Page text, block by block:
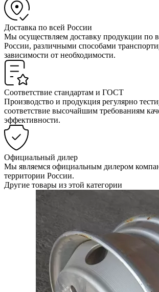
Доставка по всей России
Мы осуществляем доставку продукции по
России, различными способами
зависимости от необходимости.
Соответствие стандартам и ГОСТ
Производство и продукция регулярно
соответствие высочайшим требованиям
эффективности.
Официальный дилер
Мы являемся официальным дилером
территории России.
Другие товары из этой категории